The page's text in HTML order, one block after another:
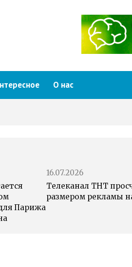
О нас
Парижа
16.07.2026
Телеканал ТНТ
размером рекламы